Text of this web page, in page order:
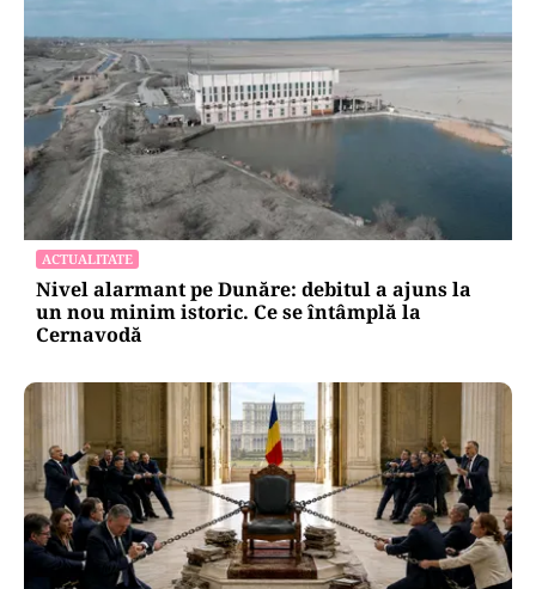
ACTUALITATE
Nivel alarmant pe Dunăre: debitul a ajuns la
un nou minim istoric. Ce se întâmplă la
Cernavodă